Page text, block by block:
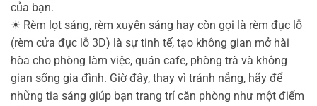
của bạn.
☀ Rèm lọt sáng, rèm xuyên sáng hay còn gọi là rèm đục lỗ
(rèm cửa đục lỗ 3D) là sự tinh tế, tạo không gian mở hài
hòa cho phòng làm việc, quán cafe, phòng trà và không
gian sống gia đình. Giờ đây, thay vì tránh nắng, hãy để
những tia sáng giúp bạn trang trí căn phòng như một điểm